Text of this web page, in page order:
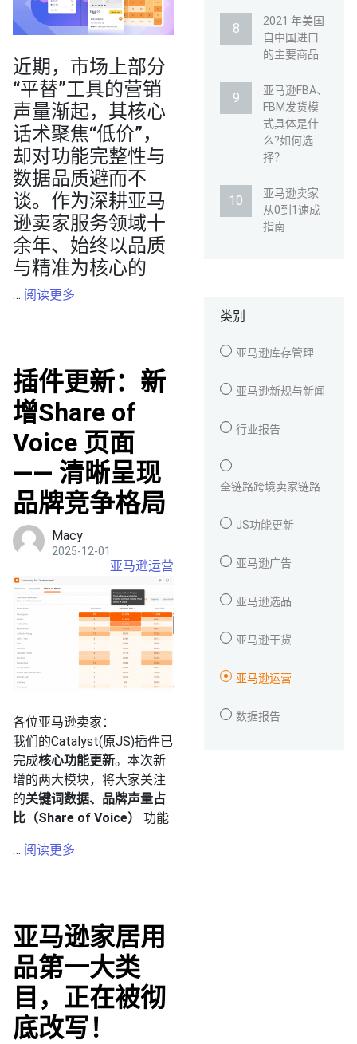
近期，市场上部分
“平替”工具的营销
声量渐起，其核心
话术聚焦“低价”，
却对功能完整性与
数据品质避而不
谈。作为深耕亚马
逊卖家服务领域十
余年、始终以品质
与精准为核心的
… 阅读更多
插件更新：新
增Share of
Voice 页面
—— 清晰呈现
品牌竞争格局
Macy
2025-12-01
亚马逊运营
各位亚马逊卖家：
我们的Catalyst(原JS)插件已
完成核心功能更新。本次新
增的两大模块，将大家关注
的关键词数据、品牌声量占
比（Share of Voice）
功能
… 阅读更多
亚马逊家居用
品第一大类
目，正在被彻
底改写！
2021 年美国
自中国进口
的主要商品
亚马逊FBA、
FBM发货模
式具体是什
么?如何选
择？
亚马逊卖家
从0到1速成
指南
类别
亚马逊库存管理
亚马逊新规与新闻
行业报告
全链路跨境卖家链路
JS功能更新
亚马逊广告
亚马逊选品
亚马逊干货
亚马逊运营
数据报告